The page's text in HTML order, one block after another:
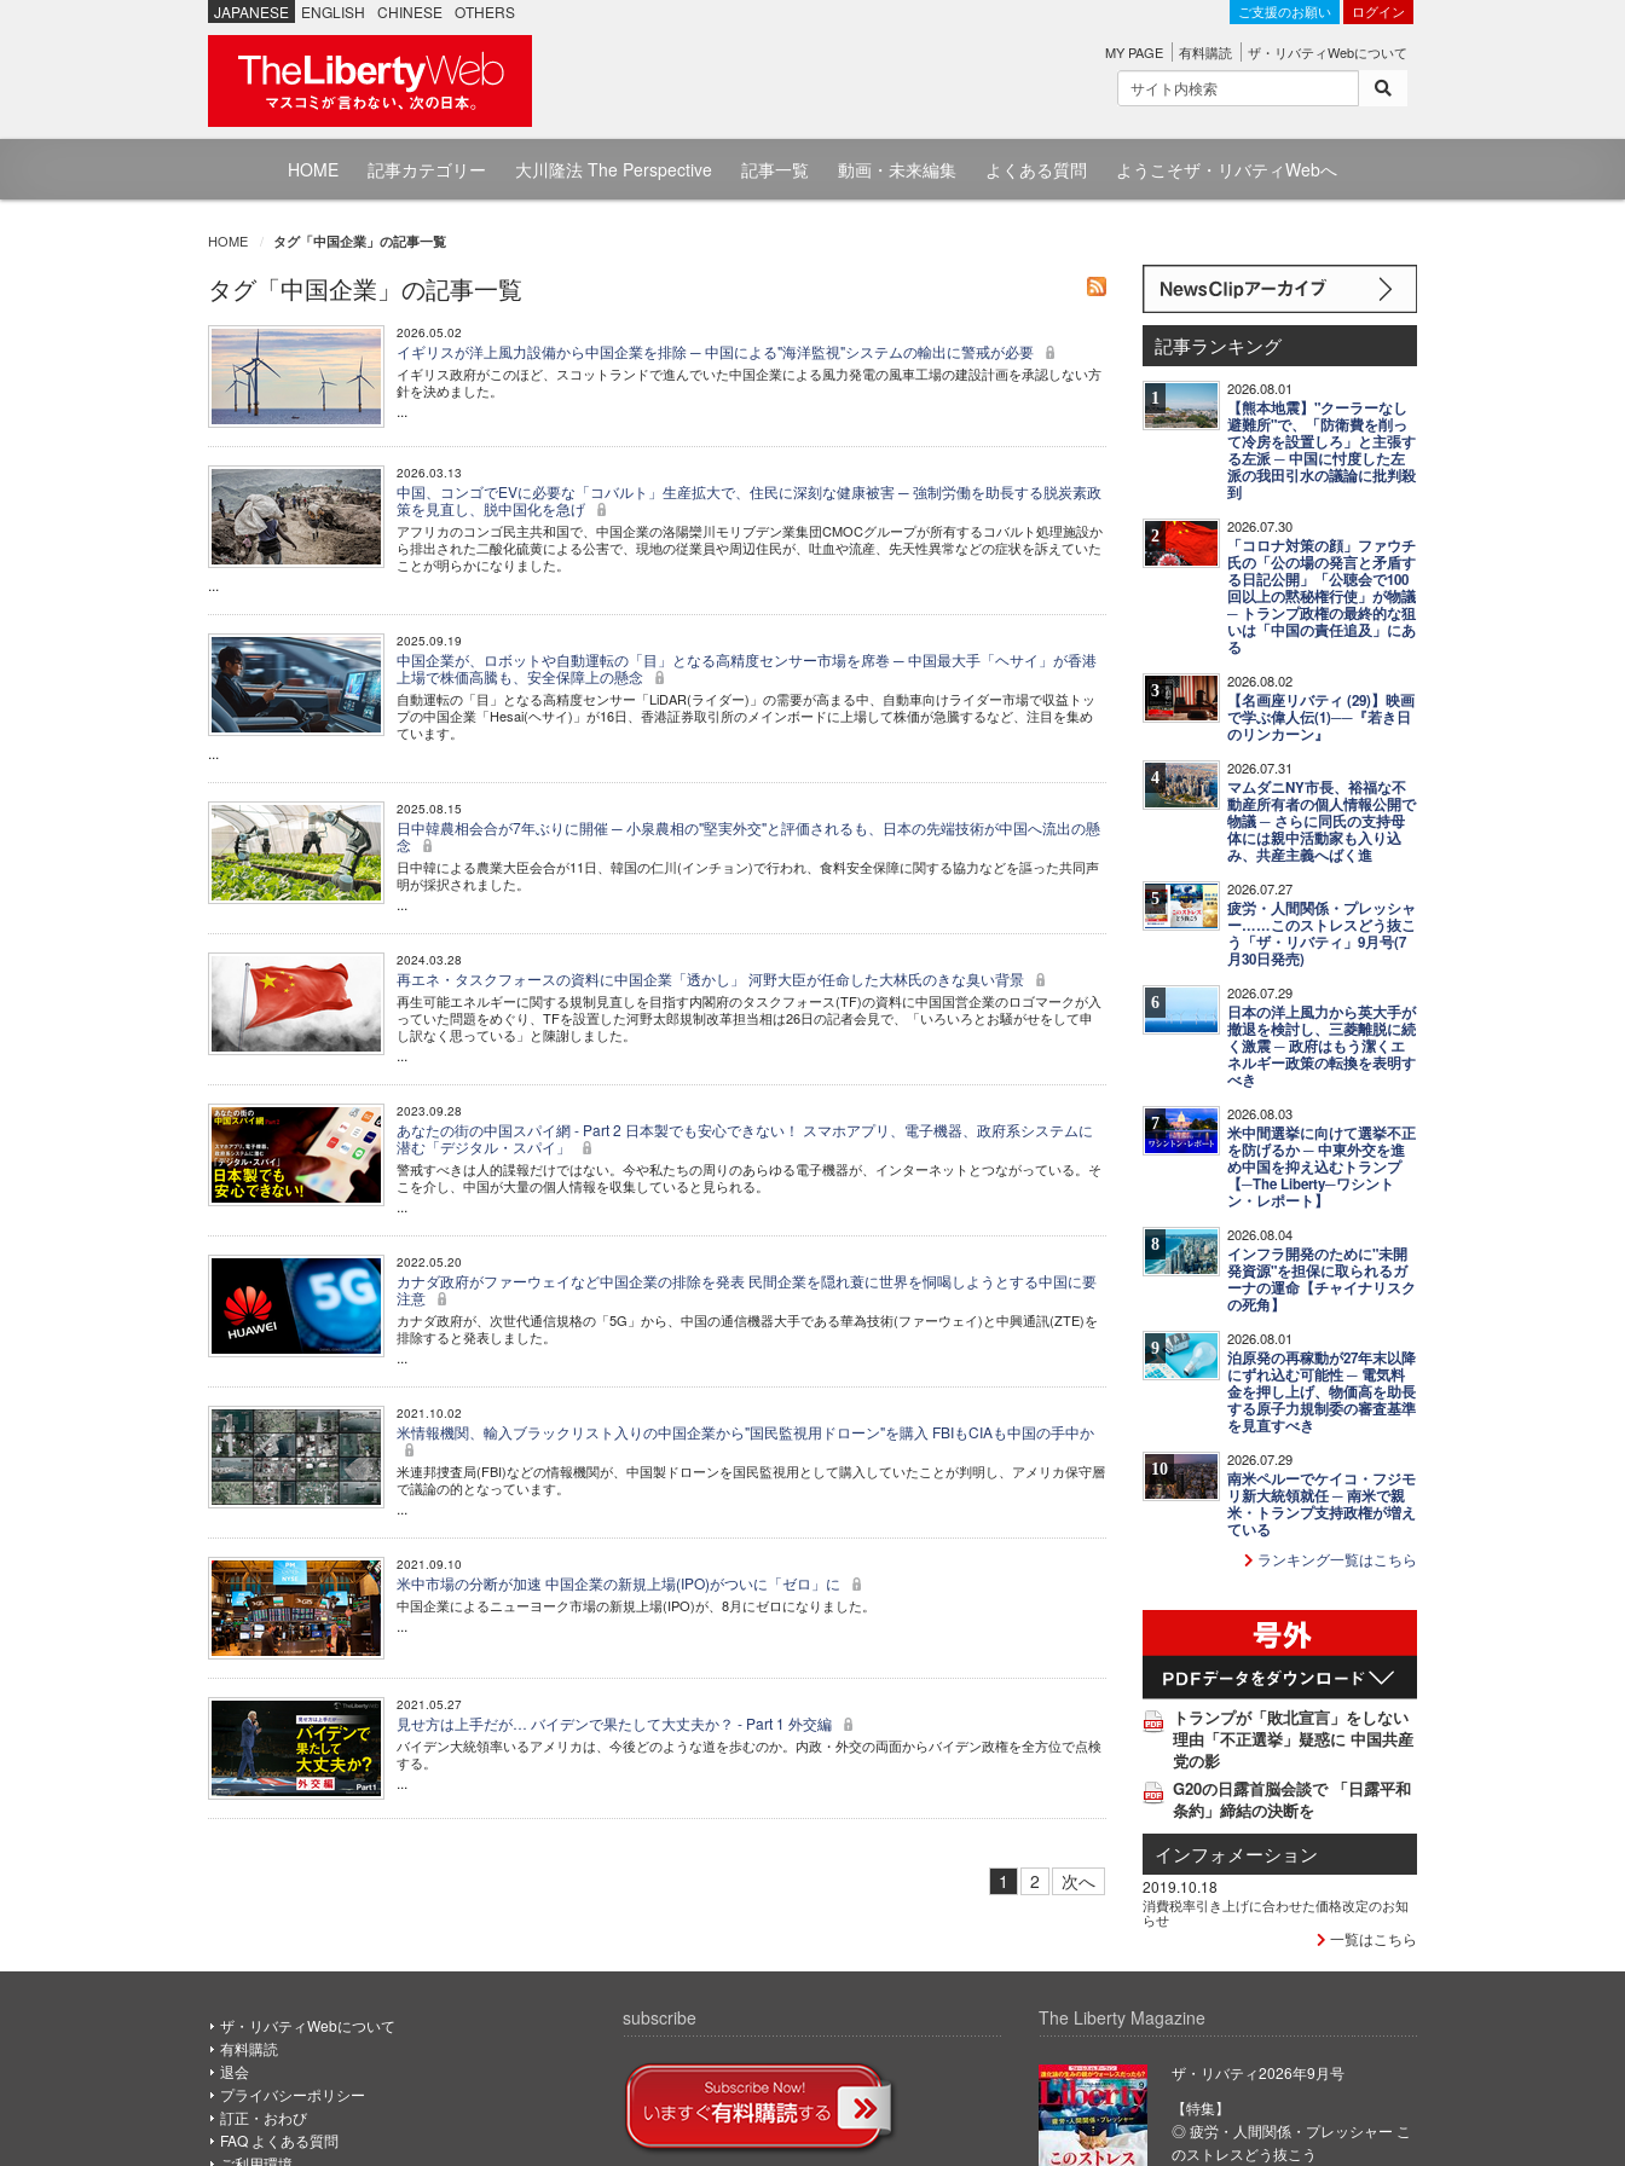
JAPANESE ENGLISH CHINESE OTHERS ご支援のお願い ログイン
MY PAGE 有料購読 ザ・リバティWebについて
HOME 記事カテゴリー 大川隆法 The Perspective 記事一覧 動画・未来編集 よくある質問 ようこそザ・リバティWebへ
HOME タグ「中国企業」の記事一覧
タグ「中国企業」の記事一覧
2026.05.02
イギリスが洋上風力設備から中国企業を排除 ─ 中国による"海洋監視"システムの輸出に警戒が必要
イギリス政府がこのほど、スコットランドで進んでいた中国企業による風力発電の風車工場の建設計画を承認しない方
針を決めました。
...
2026.03.13
中国、コンゴでEVに必要な「コバルト」生産拡大で、住民に深刻な健康被害 ─ 強制労働を助長する脱炭素政
策を見直し、脱中国化を急げ
アフリカのコンゴ民主共和国で、中国企業の洛陽欒川モリブデン業集団CMOCグループが所有するコバルト処理施設か
ら排出された二酸化硫黄による公害で、現地の従業員や周辺住民が、吐血や流産、先天性異常などの症状を訴えていた
ことが明らかになりました。
...
2025.09.19
中国企業が、ロボットや自動運転の「目」となる高精度センサー市場を席巻 ─ 中国最大手「ヘサイ」が香港
上場で株価高騰も、安全保障上の懸念
自動運転の「目」となる高精度センサー「LiDAR(ライダー)」の需要が高まる中、自動車向けライダー市場で収益トッ
プの中国企業「Hesai(ヘサイ)」が16日、香港証券取引所のメインボードに上場して株価が急騰するなど、注目を集め
ています。
...
2025.08.15
日中韓農相会合が7年ぶりに開催 ─ 小泉農相の"堅実外交"と評価されるも、日本の先端技術が中国へ流出の懸
念
日中韓による農業大臣会合が11日、韓国の仁川(インチョン)で行われ、食料安全保障に関する協力などを謳った共同声
明が採択されました。
...
2024.03.28
再エネ・タスクフォースの資料に中国企業「透かし」 河野大臣が任命した大林氏のきな臭い背景
再生可能エネルギーに関する規制見直しを目指す内閣府のタスクフォース(TF)の資料に中国国営企業のロゴマークが入
っていた問題をめぐり、TFを設置した河野太郎規制改革担当相は26日の記者会見で、「いろいろとお騒がせをして申
し訳なく思っている」と陳謝しました。
...
2023.09.28
あなたの街の中国スパイ網 - Part 2 日本製でも安心できない！ スマホアプリ、電子機器、政府系システムに
潜む「デジタル・スパイ」
警戒すべきは人的諜報だけではない。今や私たちの周りのあらゆる電子機器が、インターネットとつながっている。そ
こを介し、中国が大量の個人情報を収集していると見られる。
...
2022.05.20
カナダ政府がファーウェイなど中国企業の排除を発表 民間企業を隠れ蓑に世界を恫喝しようとする中国に要
注意
カナダ政府が、次世代通信規格の「5G」から、中国の通信機器大手である華為技術(ファーウェイ)と中興通訊(ZTE)を
排除すると発表しました。
...
2021.10.02
米情報機関、輸入ブラックリスト入りの中国企業から"国民監視用ドローン"を購入 FBIもCIAも中国の手中か
米連邦捜査局(FBI)などの情報機関が、中国製ドローンを国民監視用として購入していたことが判明し、アメリカ保守層
で議論の的となっています。
...
2021.09.10
米中市場の分断が加速 中国企業の新規上場(IPO)がついに「ゼロ」に
中国企業によるニューヨーク市場の新規上場(IPO)が、8月にゼロになりました。
...
2021.05.27
見せ方は上手だが… バイデンで果たして大丈夫か？ - Part 1 外交編
バイデン大統領率いるアメリカは、今後どのような道を歩むのか。内政・外交の両面からバイデン政権を全方位で点検
する。
...
1 2 次へ
記事ランキング
1 2026.08.01
【熊本地震】"クーラーなし
避難所"で、「防衛費を削っ
て冷房を設置しろ」と主張す
る左派 ─ 中国に忖度した左
派の我田引水の議論に批判殺
到
2 2026.07.30
「コロナ対策の顔」ファウチ
氏の「公の場の発言と矛盾す
る日記公開」「公聴会で100
回以上の黙秘権行使」が物議
─ トランプ政権の最終的な狙
いは「中国の責任追及」にあ
る
3 2026.08.02
【名画座リバティ (29)】映画
で学ぶ偉人伝(1)──『若き日
のリンカーン』
4 2026.07.31
マムダニNY市長、裕福な不
動産所有者の個人情報公開で
物議 ─ さらに同氏の支持母
体には親中活動家も入り込
み、共産主義へばく進
5 2026.07.27
疲労・人間関係・プレッシャ
ー……このストレスどう抜こ
う「ザ・リバティ」9月号(7
月30日発売)
6 2026.07.29
日本の洋上風力から英大手が
撤退を検討し、三菱離脱に続
く激震 ─ 政府はもう潔くエ
ネルギー政策の転換を表明す
べき
7 2026.08.03
米中間選挙に向けて選挙不正
を防げるか ─ 中東外交を進
め中国を抑え込むトランプ
【─The Liberty─ワシント
ン・レポート】
8 2026.08.04
インフラ開発のために"未開
発資源"を担保に取られるガ
ーナの運命【チャイナリスク
の死角】
9 2026.08.01
泊原発の再稼動が27年末以降
にずれ込む可能性 ─ 電気料
金を押し上げ、物価高を助長
する原子力規制委の審査基準
を見直すべき
10 2026.07.29
南米ペルーでケイコ・フジモ
リ新大統領就任 ─ 南米で親
米・トランプ支持政権が増え
ている
ランキング一覧はこちら
トランプが「敗北宣言」をしない
理由「不正選挙」疑惑に 中国共産
党の影
G20の日露首脳会談で 「日露平和
条約」締結の決断を
インフォメーション
2019.10.18
消費税率引き上げに合わせた価格改定のお知
らせ
一覧はこちら
ザ・リバティWebについて
有料購読
退会
プライバシーポリシー
訂正・おわび
FAQ よくある質問
subscribe The Liberty Magazine
ザ・リバティ2026年9月号
【特集】
◎ 疲労・人間関係・プレッシャー こ
のストレスどう抜こう